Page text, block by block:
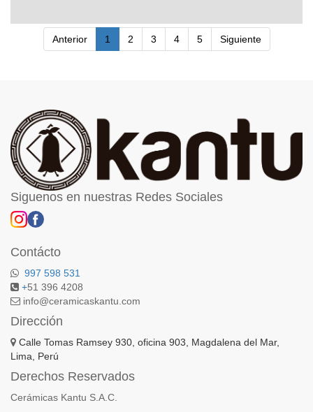
Anterior 1 2 3 4 5 Siguiente
Siguenos en nuestras Redes Sociales
Contácto
997 598 531
+51 396 4208
info@ceramicaskantu.com
Dirección
Calle Tomas Ramsey 930, oficina 903, Magdalena del Mar,
Lima, Perú
Derechos Reservados
Cerámicas Kantu S.A.C.